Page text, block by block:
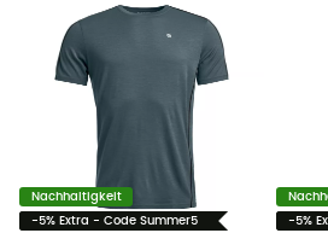
Nachhaltigkeit
-5% Extra - Code Summer5 -5%